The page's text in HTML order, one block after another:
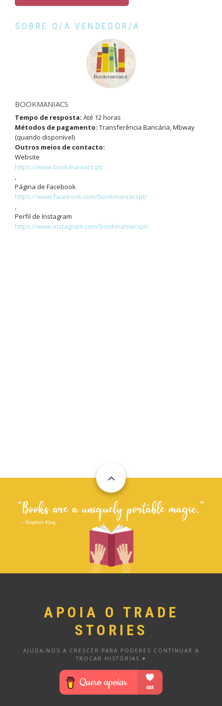
SOBRE O/A VENDEDOR/A
BOOKMANIACS
Tempo de resposta: Até 12 horas
Métodos de pagamento: Transferência Bancária, Mbway
(quando disponível)
Outros meios de contacto:
Website
https://www.bookmaniacs.pt/
,
Página de Facebook
https://www.facebook.com/bookmaniacspt/
,
Perfil de Instagram
https://www.instagram.com/bookmaniacspt/
APOIA O TRADE
STORIES
AJUDA-NOS A CRESCER PARA PODERES CONTINUAR A
TROCAR HISTÓRIAS ♥